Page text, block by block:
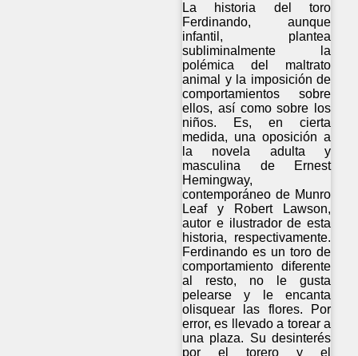
La historia del toro
Ferdinando, aunque
infantil, plantea
subliminalmente la
polémica del maltrato
animal y la imposición de
comportamientos sobre
ellos, así como sobre los
niños. Es, en cierta
medida, una oposición a
la novela adulta y
masculina de Ernest
Hemingway,
contemporáneo de Munro
Leaf y Robert Lawson,
autor e ilustrador de esta
historia, respectivamente.
Ferdinando es un toro de
comportamiento diferente
al resto, no le gusta
pelearse y le encanta
olisquear las flores. Por
error, es llevado a torear a
una plaza. Su desinterés
por el torero y el